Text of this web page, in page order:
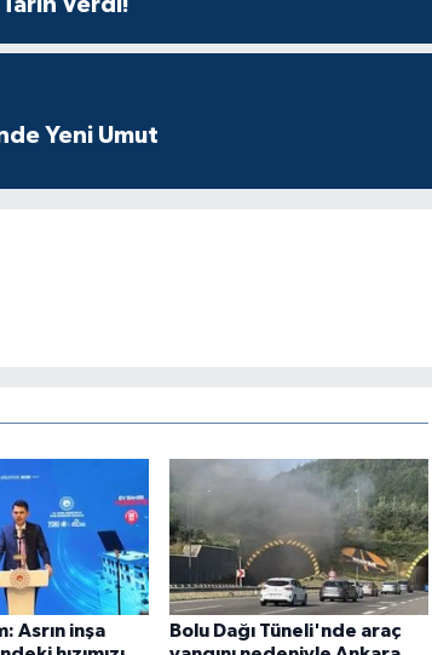
Verdi!
Yeni Umut
Asrın inşa
Bolu Dağı Tüneli'nde araç